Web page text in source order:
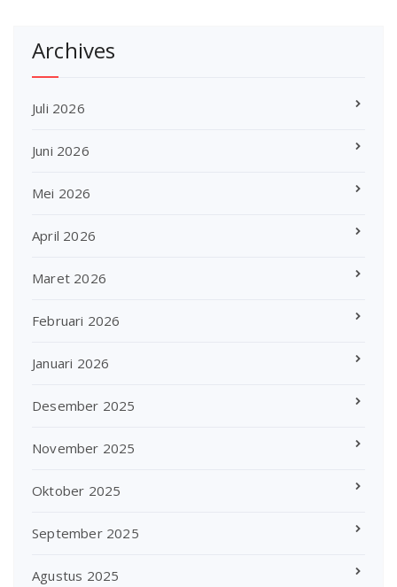
Archives
Juli 2026
Juni 2026
Mei 2026
April 2026
Maret 2026
Februari 2026
Januari 2026
Desember 2025
November 2025
Oktober 2025
September 2025
Agustus 2025